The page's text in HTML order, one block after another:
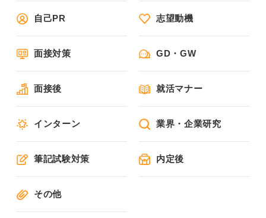
自己PR 志望動機
面接対策 GD・GW
面接後 就活マナー
インターン 業界・企業研究
筆記試験対策 内定後
その他